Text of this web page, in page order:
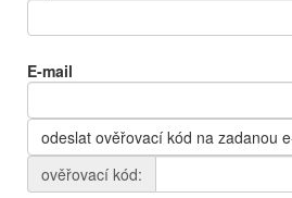
E-mail
odeslat ověřovací kód na zadanou
ověřovací kód: